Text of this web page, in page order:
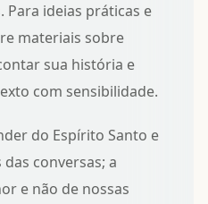
ideias práticas e
materiais sobre
sua história e
com sensibilidade.
do Espírito Santo e
conversas; a
e não de nossas